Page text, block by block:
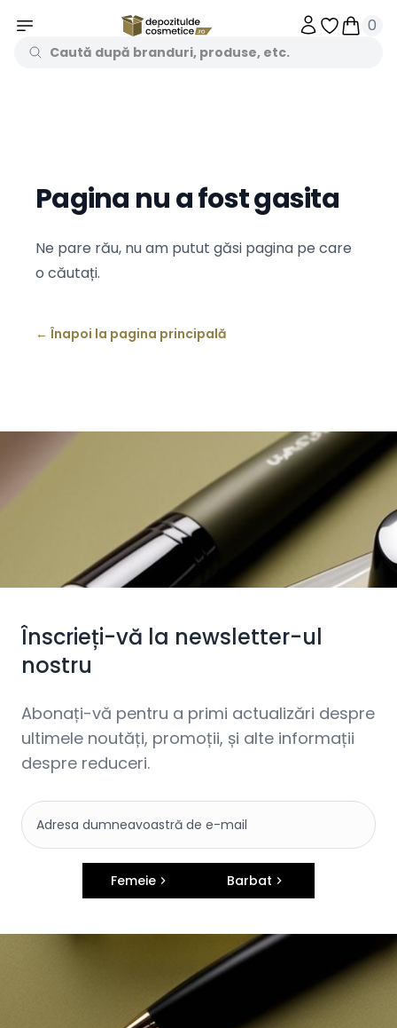
Obiecte
0
Pagina nu a fost gasita
Ne pare rău, nu am putut găsi pagina pe care
o căutați.
← Înapoi la pagina principală
Înscrieți-vă la newsletter-ul
nostru
Abonați-vă pentru a primi actualizări despre
ultimele noutăți, promoții, și alte informații
despre reduceri.
Femeie Barbat